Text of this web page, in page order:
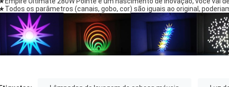
Todos os parâmetros (canais, gobo, cor) são iguais ao original,